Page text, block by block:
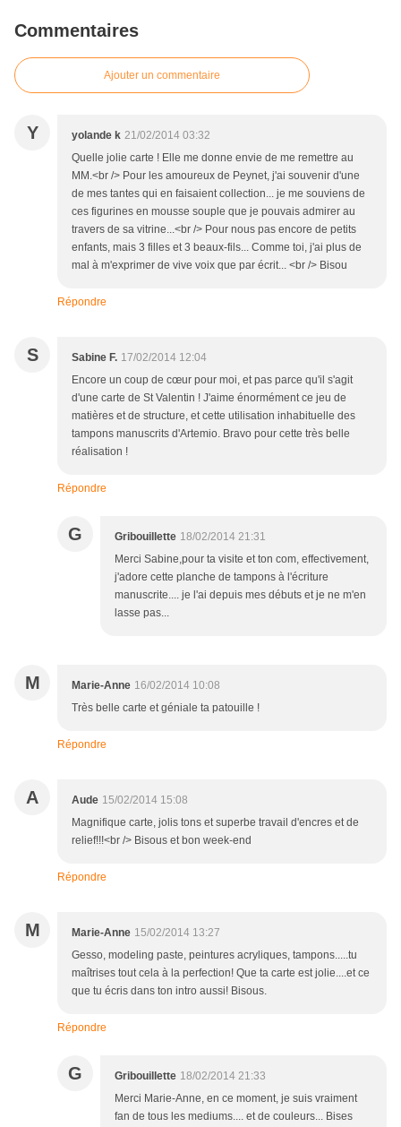
Commentaires
Ajouter un commentaire
Y yolande k 21/02/2014 03:32
Quelle jolie carte ! Elle me donne envie de me remettre au
MM.<br /> Pour les amoureux de Peynet, j'ai souvenir d'une
de mes tantes qui en faisaient collection... je me souviens de
ces figurines en mousse souple que je pouvais admirer au
travers de sa vitrine...<br /> Pour nous pas encore de petits
enfants, mais 3 filles et 3 beaux-fils... Comme toi, j'ai plus de
mal à m'exprimer de vive voix que par écrit... <br /> Bisou
Répondre
S Sabine F. 17/02/2014 12:04
Encore un coup de cœur pour moi, et pas parce qu'il s'agit
d'une carte de St Valentin ! J'aime énormément ce jeu de
matières et de structure, et cette utilisation inhabituelle des
tampons manuscrits d'Artemio. Bravo pour cette très belle
réalisation !
Répondre
G Gribouillette 18/02/2014 21:31
Merci Sabine,pour ta visite et ton com, effectivement,
j'adore cette planche de tampons à l'écriture
manuscrite.... je l'ai depuis mes débuts et je ne m'en
lasse pas...
M Marie-Anne 16/02/2014 10:08
Très belle carte et géniale ta patouille !
Répondre
A Aude 15/02/2014 15:08
Magnifique carte, jolis tons et superbe travail d'encres et de
relief!!!<br /> Bisous et bon week-end
Répondre
M Marie-Anne 15/02/2014 13:27
Gesso, modeling paste, peintures acryliques, tampons.....tu
maîtrises tout cela à la perfection! Que ta carte est jolie....et ce
que tu écris dans ton intro aussi! Bisous.
Répondre
G Gribouillette 18/02/2014 21:33
Merci Marie-Anne, en ce moment, je suis vraiment
fan de tous les mediums.... et de couleurs... Bises